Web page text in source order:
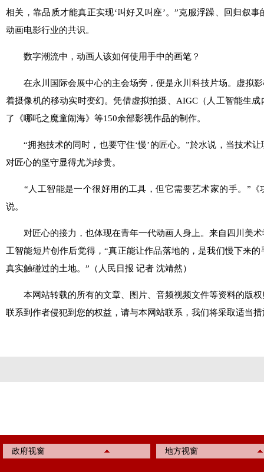
相关，靠品质才能真正实现‘叫好又叫座’。”克服浮躁、回归叙
动画电影行业的共识。
数字潮流中，动画人该如何使用手中的画笔？
在永川国际会展中心的主会场旁，便是永川科技片场。虚拟影
着摄像机的移动实时变幻。凭借虚拟拍摄、AIGC（人工智能生
了《哪吒之魔童闹海》等150余部影视作品的制作。
“拥抱技术的同时，也要守住‘慢’的匠心。”於水说，当技术让
对匠心的坚守显得尤为珍贵。
“人工智能是一个很好用的工具，但它需要艺术家的手。”《
说。
对匠心的接力，也体现在青年一代动画人身上。来自四川美术
工智能短片创作后觉得，“真正能让作品落地的，是我们慢下来
真实触碰过的土地。”（人民日报 记者 沈靖然）
本网站转载的所有的文章、图片、音频视频文件等资料的版
联系到作者侵犯到您的权益，请与本网站联系，我们将采取适当措
政府视窗 地方视窗